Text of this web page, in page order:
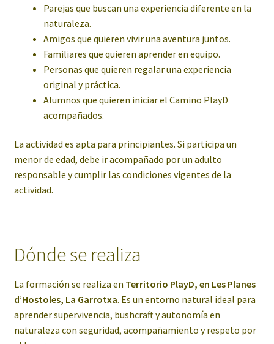
Parejas que buscan una experiencia diferente en la
naturaleza.
Amigos que quieren vivir una aventura juntos.
Familiares que quieren aprender en equipo.
Personas que quieren regalar una experiencia
original y práctica.
Alumnos que quieren iniciar el Camino PlayD
acompañados.
La actividad es apta para principiantes. Si participa un
menor de edad, debe ir acompañado por un adulto
responsable y cumplir las condiciones vigentes de la
actividad.
Dónde se realiza
La formación se realiza en Territorio PlayD, en Les Planes
d’Hostoles, La Garrotxa. Es un entorno natural ideal para
aprender supervivencia, bushcraft y autonomía en
naturaleza con seguridad, acompañamiento y respeto por